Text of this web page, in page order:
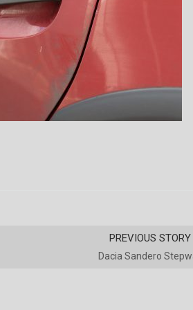
PREVIOUS STORY
Dacia Sandero